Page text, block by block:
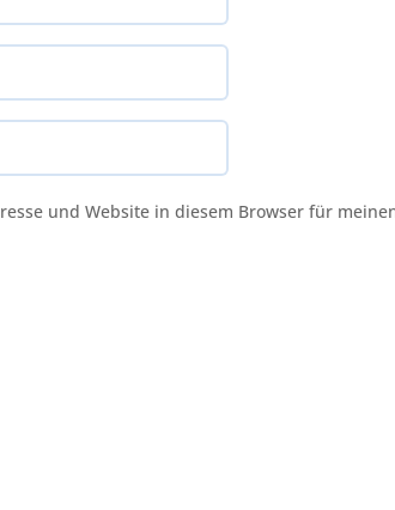
und Website in diesem Browser für